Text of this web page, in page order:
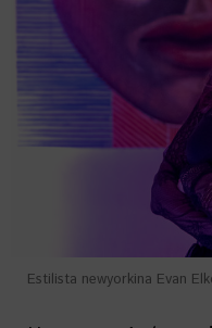
Estilista newyorkina Evan